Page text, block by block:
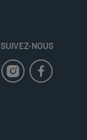
SUIVEZ-NOUS